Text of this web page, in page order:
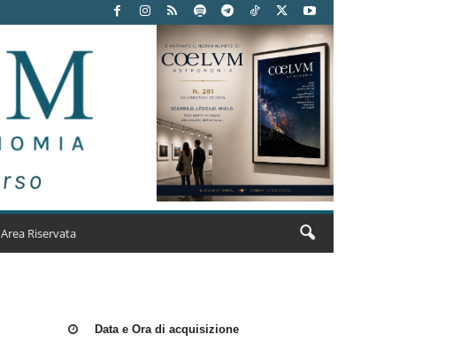
Area Riservata
Data e Ora di acquisizione